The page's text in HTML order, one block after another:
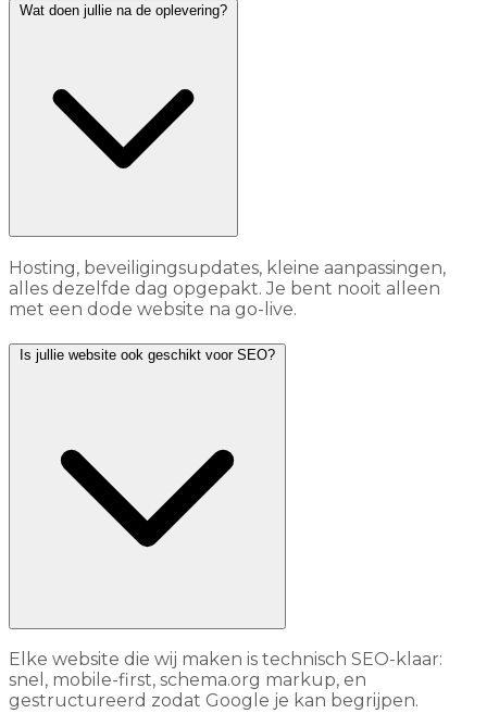
Wat doen jullie na de oplevering?
Hosting, beveiligingsupdates, kleine aanpassingen,
alles dezelfde dag opgepakt. Je bent nooit alleen
met een dode website na go-live.
Is jullie website ook geschikt voor SEO?
Elke website die wij maken is technisch SEO-klaar:
snel, mobile-first, schema.org markup, en
gestructureerd zodat Google je kan begrijpen.